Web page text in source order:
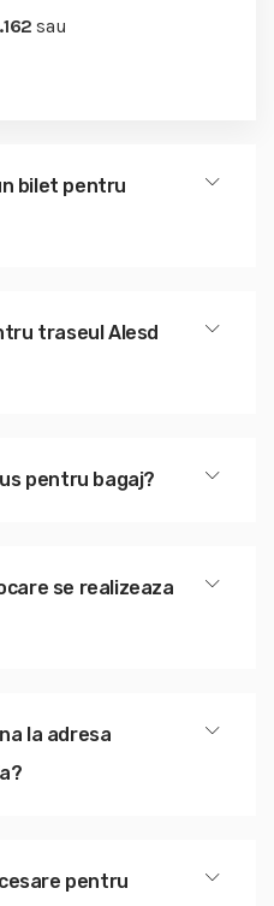
sau
bilet pentru
traseul Alesd
pentru bagaj?
se realizeaza
la adresa
pentru